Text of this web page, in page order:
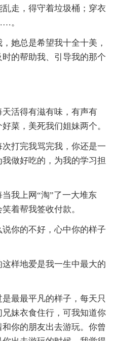
走，得守着垃圾桶；穿衣
。
总是希望我十全十美，
的帮助我、引导我的那个
活得有滋有味，有声有
菜，美死我们姐妹两个。
打完我骂完我，你还是一
做好吃的，为我的学习担
我上网“淘”了一大堆东
着帮我签收付款。
你的不好，心中你的样子
样地爱是我一生中最大的
最最平凡的样子，每天只
妹衣食住行，可我知道你
你的朋友出去游玩。你曾